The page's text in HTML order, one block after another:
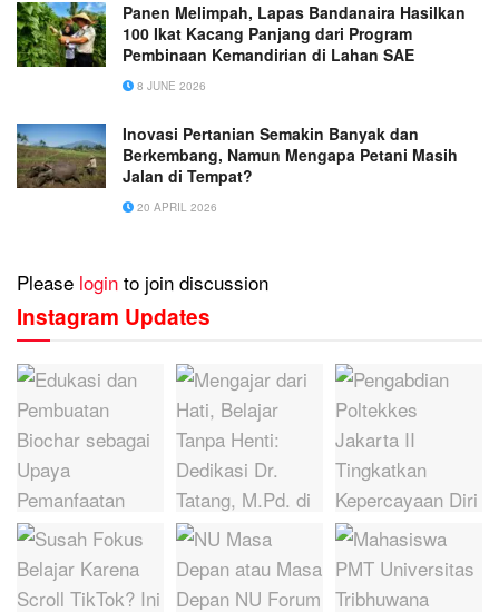
Panen Melimpah, Lapas Bandanaira Hasilkan
100 Ikat Kacang Panjang dari Program
Pembinaan Kemandirian di Lahan SAE
8 JUNE 2026
Inovasi Pertanian Semakin Banyak dan
Berkembang, Namun Mengapa Petani Masih
Jalan di Tempat?
20 APRIL 2026
Please login to join discussion
Instagram Updates